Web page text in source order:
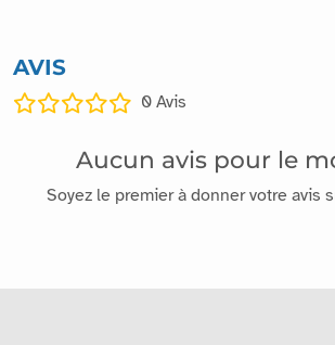
AVIS
0 Avis
Aucun avis pour le
Soyez le premier à donner votre avis